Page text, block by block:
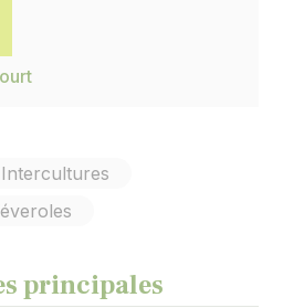
principales